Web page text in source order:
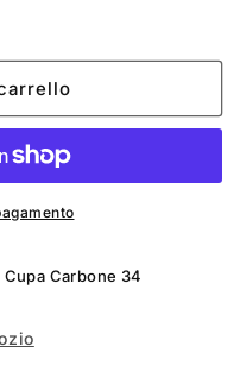
Cupa Carbone 34